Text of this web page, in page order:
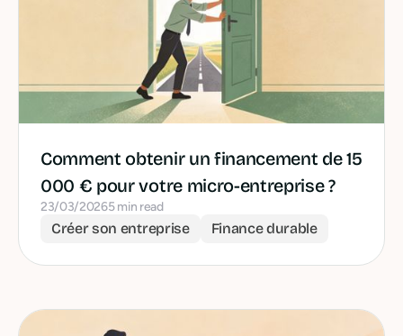
Comment obtenir un financement de 15
000 € pour votre micro-entreprise ?
23/03/20265 min read
Créer son entreprise Finance durable